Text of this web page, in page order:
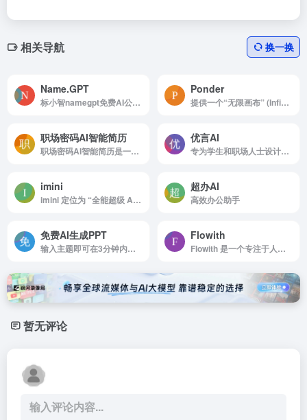
相关导航 换一换
Name.GPT
标小智namegpt免费AI公司起名生成器，一句话描述您的公司或者产品，Name.GPT就能自动生成多种风格的企业品牌名称
Ponder
提供一个“无限画布” (Infinite Canvas)，将传统的线性笔记转变为自我生长的知识网络，帮助用户突破碎片化信息的限制，将零散的数据转化为系统化的洞见。
职场密码AI智能简历
职场密码AI智能简历是一种基于人工智能技术的简历生成工具，旨在帮助求职者快速、高效地制作符合招聘需求的个性化简历。
优言AI
专为学生和职场人士设计，论文、报告、小说还是编程代码等，能提供强大支持。
imini
imini 定位为 “全能超级 AI 助手（Super AI Agent）”，依托 GPT-5、Claude、DeepSeek 等顶尖大模型，为全球用户提供一站式智能服务，凭借高效、全面的特性成为提升生产力的优选工具。
超办AI
高效办公助手
免费AI生成PPT
输入主题即可在3分钟内生成专业级PPT
Flowith
Flowith 是一个专注于人工智能创作与任务执行的平台，旨在帮助用户将日常的洞察转化为创意突破。
暂无评论